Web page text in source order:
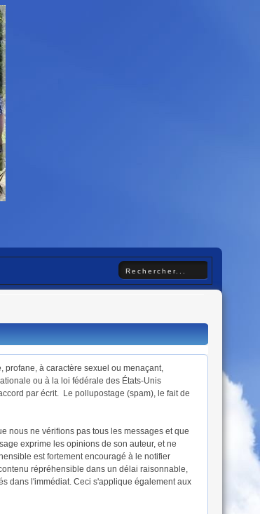
profane, à caractère sexuel ou menaçant,
ou à la loi fédérale des États-Unis
par écrit. Le pollupostage (spam), le fait de
nous ne vérifions pas tous les messages et que
exprime les opinions de son auteur, et ne
est fortement encouragé à le notifier
répréhensible dans un délai raisonnable,
dans l'immédiat. Ceci s'applique également aux